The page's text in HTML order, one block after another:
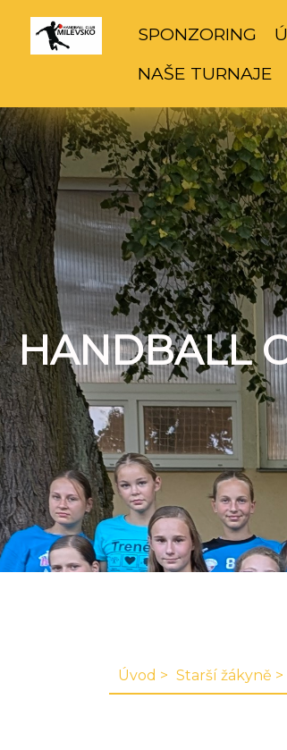
SPONZORING
NAŠE TURNAJE
HANDBALL
Úvod Starší žákyně